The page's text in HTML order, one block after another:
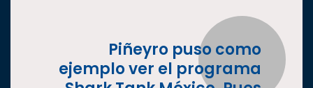
Piñeyro puso como
ejemplo ver el programa